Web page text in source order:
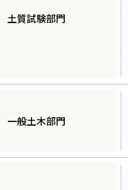
土質試験部門
一般土木部門